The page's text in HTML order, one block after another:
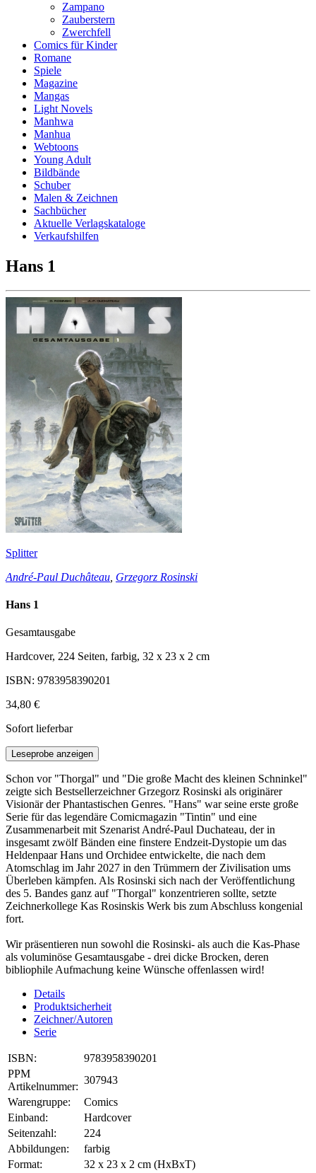
Zampano
Zauberstern
Zwerchfell
Comics für Kinder
Romane
Spiele
Magazine
Mangas
Light Novels
Manhwa
Manhua
Webtoons
Young Adult
Bildbände
Schuber
Malen & Zeichnen
Sachbücher
Aktuelle Verlagskataloge
Verkaufshilfen
Hans 1
Splitter
André-Paul Duchâteau Grzegorz Rosinski
Hans 1
Gesamtausgabe
Hardcover, 224 Seiten, farbig, 32 x 23 x 2 cm
ISBN: 9783958390201
34,80 €
Sofort lieferbar
Leseprobe anzeigen
Schon vor "Thorgal" und "Die große Macht des kleinen Schninkel"
zeigte sich Bestsellerzeichner Grzegorz Rosinski als originärer
Visionär der Phantastischen Genres. "Hans" war seine erste große
Serie für das legendäre Comicmagazin "Tintin" und eine
Zusammenarbeit mit Szenarist André-Paul Duchateau, der in
insgesamt zwölf Bänden eine finstere Endzeit-Dystopie um das
Heldenpaar Hans und Orchidee entwickelte, die nach dem
Atomschlag im Jahr 2027 in den Trümmern der Zivilisation ums
Überleben kämpfen. Als Rosinski sich nach der Veröffentlichung
des 5. Bandes ganz auf "Thorgal" konzentrieren sollte, setzte
Zeichnerkollege Kas Rosinskis Werk bis zum Abschluss kongenial
fort.
Wir präsentieren nun sowohl die Rosinski- als auch die Kas-Phase
als voluminöse Gesamtausgabe - drei dicke Brocken, deren
bibliophile Aufmachung keine Wünsche offenlassen wird!
Details
Produktsicherheit
Zeichner/Autoren
Serie
ISBN:
9783958390201
PPM
Artikelnummer:
307943
Warengruppe:
Comics
Einband:
Hardcover
Seitenzahl:
224
Abbildungen:
farbig
Format:
32 x 23 x 2 cm (HxBxT)